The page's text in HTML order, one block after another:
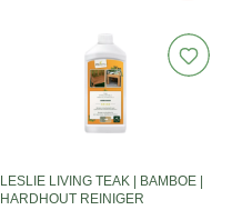
LESLIE LIVING TEAK | BAMBOE |
HARDHOUT REINIGER